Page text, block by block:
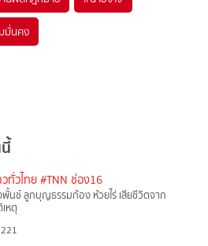
มั่นคง
ทั่วไทย #TNN ช่อง16
นช์ ลูกบุญธรรมก้อง ห้วยไร่ เสียชีวิตจาก
หตุ
221